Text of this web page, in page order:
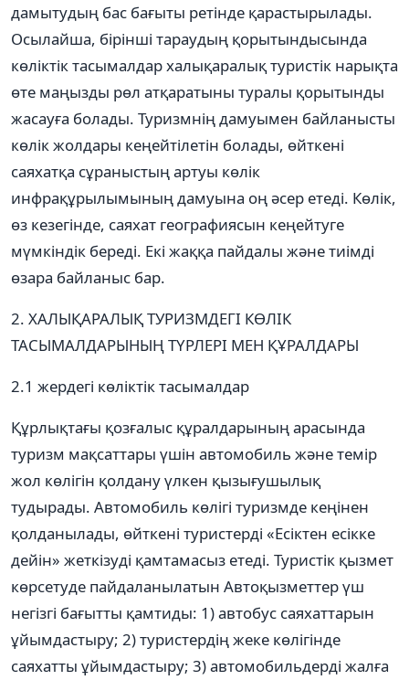
дамытудың бас бағыты ретінде қарастырылады.
Осылайша, бірінші тараудың қорытындысында
көліктік тасымалдар халықаралық туристік нарықта
өте маңызды рөл атқаратыны туралы қорытынды
жасауға болады. Туризмнің дамуымен байланысты
көлік жолдары кеңейтілетін болады, өйткені
саяхатқа сұраныстың артуы көлік
инфрақұрылымының дамуына оң әсер етеді. Көлік,
өз кезегінде, саяхат географиясын кеңейтуге
мүмкіндік береді. Екі жаққа пайдалы және тиімді
өзара байланыс бар.
2. ХАЛЫҚАРАЛЫҚ ТУРИЗМДЕГІ КӨЛІК
ТАСЫМАЛДАРЫНЫҢ ТҮРЛЕРІ МЕН ҚҰРАЛДАРЫ
2.1 жердегі көліктік тасымалдар
Құрлықтағы қозғалыс құралдарының арасында
туризм мақсаттары үшін автомобиль және темір
жол көлігін қолдану үлкен қызығушылық
тудырады. Автомобиль көлігі туризмде кеңінен
қолданылады, өйткені туристерді «Есіктен есікке
дейін» жеткізуді қамтамасыз етеді. Туристік қызмет
көрсетуде пайдаланылатын Автоқызметтер үш
негізгі бағытты қамтиды: 1) автобус саяхаттарын
ұйымдастыру; 2) туристердің жеке көлігінде
саяхатты ұйымдастыру; 3) автомобильдерді жалға